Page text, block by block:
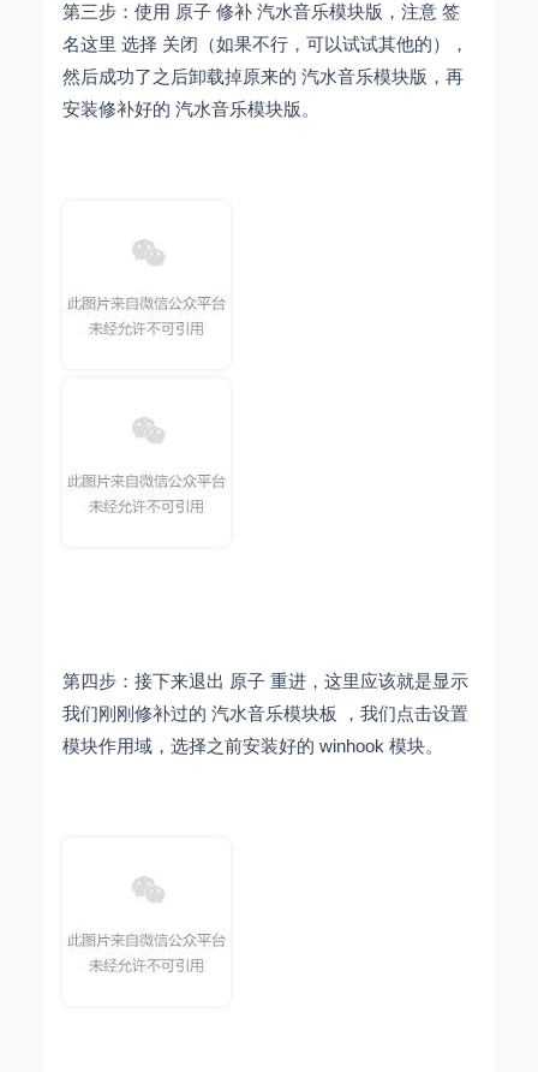
第三步：使用 原子 修补 汽水音乐模块版，注意 签
名这里 选择 关闭（如果不行，可以试试其他的），
然后成功了之后卸载掉原来的 汽水音乐模块版，再
安装修补好的 汽水音乐模块版。
第四步：接下来退出 原子 重进，这里应该就是显示
我们刚刚修补过的 汽水音乐模块板 ，我们点击设置
模块作用域，选择之前安装好的 winhook 模块。